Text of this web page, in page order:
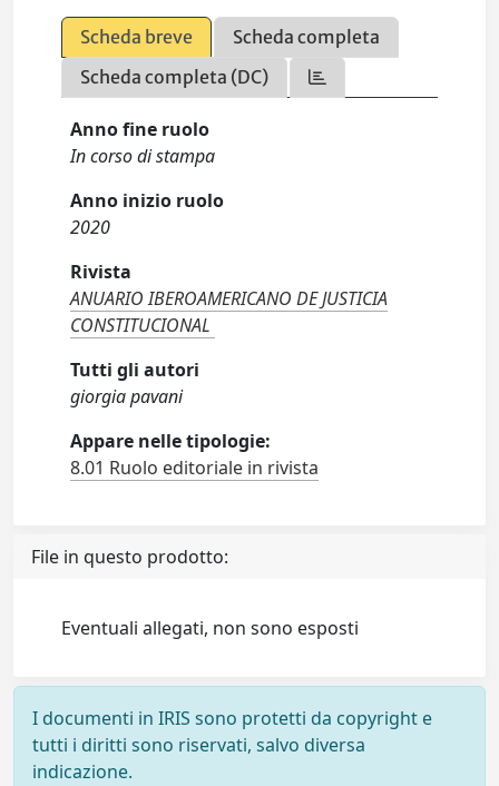
Scheda breve
Scheda completa
Scheda completa (DC)
Anno fine ruolo
In corso di stampa
Anno inizio ruolo
2020
Rivista
ANUARIO IBEROAMERICANO DE JUSTICIA
CONSTITUCIONAL
Tutti gli autori
giorgia pavani
Appare nelle tipologie:
8.01 Ruolo editoriale in rivista
File in questo prodotto:
Eventuali allegati, non sono esposti
I documenti in IRIS sono protetti da copyright e
tutti i diritti sono riservati, salvo diversa
indicazione.